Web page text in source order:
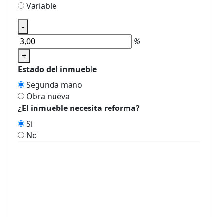
Variable
-
%
+
Estado del inmueble
Segunda mano
Obra nueva
¿El inmueble necesita reforma?
Si
No